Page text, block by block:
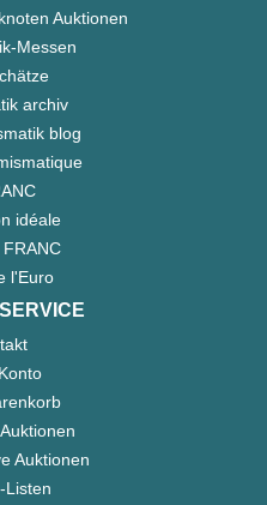
Auktionen
Messen
archiv
blog
idéale
l'Euro
Auktionen
Listen